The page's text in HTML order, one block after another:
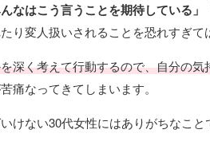
なはこう言うことを期待している
り変人扱いされることを恐れすぎて
深く考えて行動するので、自分の
痛なってきてしまいます。
けない30代女性にはありがちなこ